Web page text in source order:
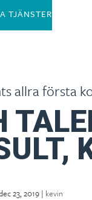
TJÄNSTER
23, 2019| kevin